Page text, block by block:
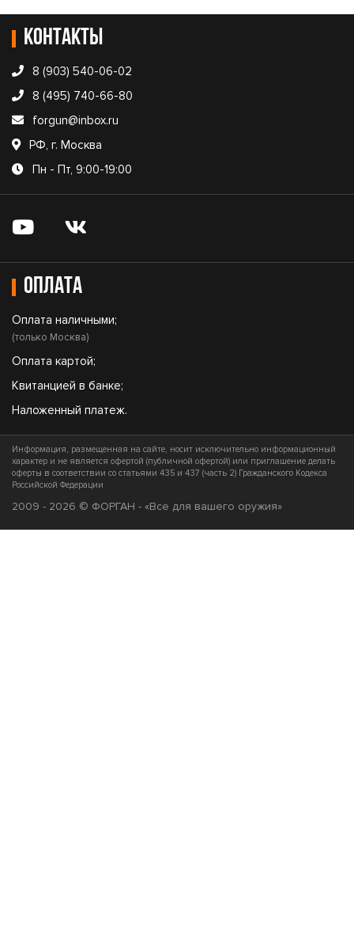
Контакты
8 (903) 540-06-02
8 (495) 740-66-80
forgun@inbox.ru
РФ, г. Москва
Пн - Пт, 9:00-19:00
Оплата
Оплата наличными;
(только Москва)
Оплата картой;
Квитанцией в банке;
Наложенный платеж.
Информация, размещенная на сайте, носит исключительно информационный
характер и не является офертой (публичной офертой) или приглашение делать
оферты в соответствии со статьями 435 и 437 (часть 2) Гражданского Кодекса
Российской Федерации
2009 - 2026 © ФОРГАН - «Все для вашего оружия»